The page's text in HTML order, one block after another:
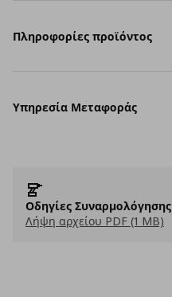
Πληροφορίες προϊόντος
Υπηρεσία Μεταφοράς
Οδηγίες Συναρμολόγησης
Λήψη αρχείου PDF (1 MB)